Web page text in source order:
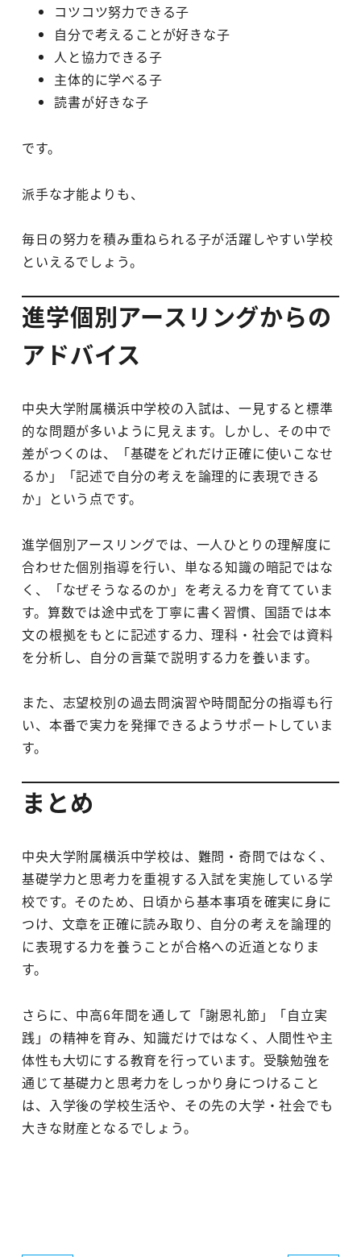
コツコツ努力できる子
自分で考えることが好きな子
人と協力できる子
主体的に学べる子
読書が好きな子
です。
派手な才能よりも、
毎日の努力を積み重ねられる子が活躍しやすい学校
といえるでしょう。
進学個別アースリングからの
アドバイス
中央大学附属横浜中学校の入試は、一見すると標準
的な問題が多いように見えます。しかし、その中で
差がつくのは、「基礎をどれだけ正確に使いこなせ
るか」「記述で自分の考えを論理的に表現できる
か」という点です。
進学個別アースリングでは、一人ひとりの理解度に
合わせた個別指導を行い、単なる知識の暗記ではな
く、「なぜそうなるのか」を考える力を育てていま
す。算数では途中式を丁寧に書く習慣、国語では本
文の根拠をもとに記述する力、理科・社会では資料
を分析し、自分の言葉で説明する力を養います。
また、志望校別の過去問演習や時間配分の指導も行
い、本番で実力を発揮できるようサポートしていま
す。
まとめ
中央大学附属横浜中学校は、難問・奇問ではなく、
基礎学力と思考力を重視する入試を実施している学
校です。そのため、日頃から基本事項を確実に身に
つけ、文章を正確に読み取り、自分の考えを論理的
に表現する力を養うことが合格への近道となりま
す。
さらに、中高6年間を通して「謝恩礼節」「自立実
践」の精神を育み、知識だけではなく、人間性や主
体性も大切にする教育を行っています。受験勉強を
通じて基礎力と思考力をしっかり身につけること
は、入学後の学校生活や、その先の大学・社会でも
大きな財産となるでしょう。